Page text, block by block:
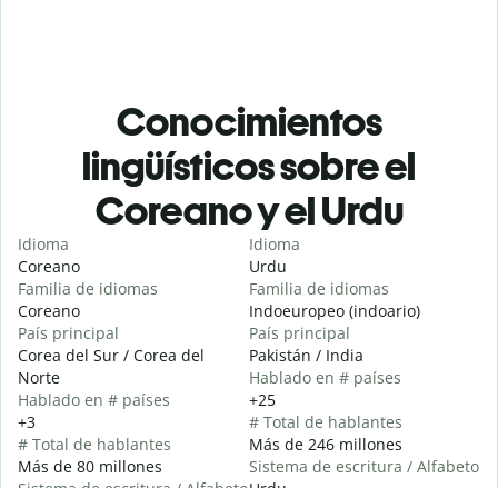
Conocimientos
lingüísticos sobre el
Coreano y el Urdu
Idioma
Coreano
Familia de idiomas
Coreano
País principal
Corea del Sur / Corea del
Norte
Hablado en # países
+3
# Total de hablantes
Más de 80 millones
Idioma
Urdu
Familia de idiomas
Indoeuropeo (indoario)
País principal
Pakistán / India
Hablado en # países
+25
# Total de hablantes
Más de 246 millones
Sistema de escritura / Alfabeto